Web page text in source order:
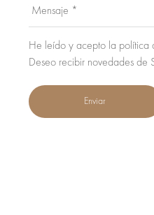
He leído y acepto la política
Deseo recibir novedades de
Enviar